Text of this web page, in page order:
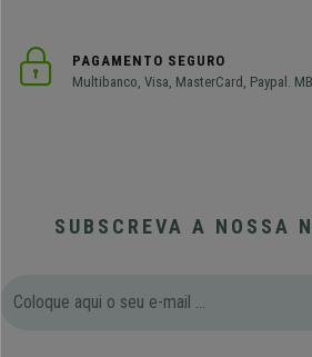
PAGAMENTO SEGURO
Multibanco, Visa, MasterCard, Paypal.
SUBSCREVA A NOSSA